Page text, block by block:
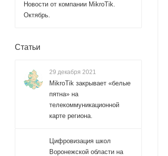
Новости от компании MikroTik.
Октябрь.
Статьи
29 декабря 2021
MikroTik закрывает «белые
пятна» на
телекоммуникационной
карте региона.
Цифровизация школ
Воронежской области на